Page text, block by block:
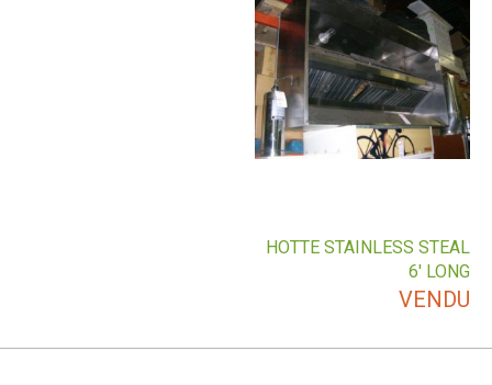
HOTTE STAINLESS STEAL
6′ LONG
VENDU